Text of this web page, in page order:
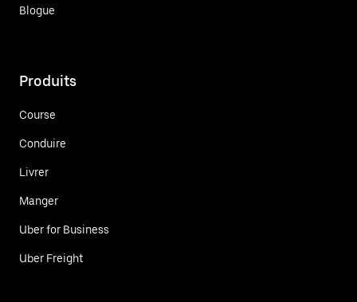
Blogue
Produits
Course
Conduire
Livrer
Manger
Uber for Business
Uber Freight